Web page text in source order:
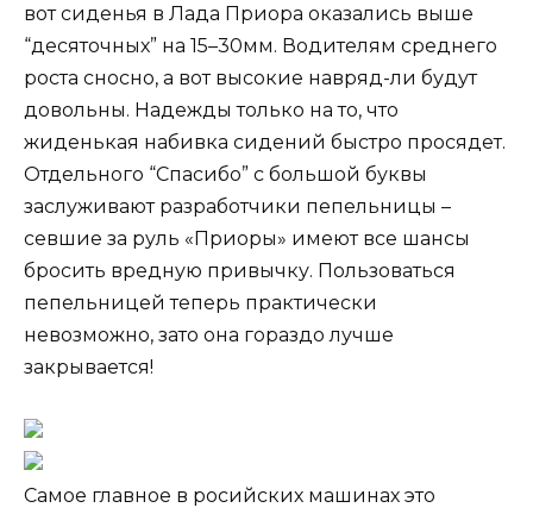
вот сиденья в Лада Приора оказались выше
“десяточных” на 15–30мм. Водителям среднего
роста сносно, а вот высокие навряд-ли будут
довольны. Надежды только на то, что
жиденькая набивка сидений быстро просядет.
Отдельного “Спасибо” с большой буквы
заслуживают разработчики пепельницы –
севшие за руль «Приоры» имеют все шансы
бросить вредную привычку. Пользоваться
пепельницей теперь практически
невозможно, зато она гораздо лучше
закрывается!
Самое главное в росийских машинах это